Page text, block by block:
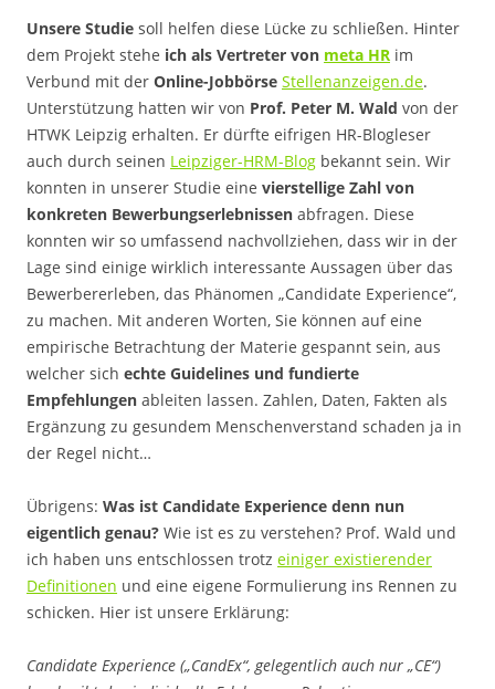
Unsere Studie soll helfen diese Lücke zu schließen. Hinter
dem Projekt stehe ich als Vertreter von meta HR im
Verbund mit der Online-Jobbörse Stellenanzeigen.de.
Unterstützung hatten wir von Prof. Peter M. Wald von der
HTWK Leipzig erhalten. Er dürfte eifrigen HR-Blogleser
auch durch seinen Leipziger-HRM-Blog bekannt sein. Wir
konnten in unserer Studie eine vierstellige Zahl von
konkreten Bewerbungserlebnissen abfragen. Diese
konnten wir so umfassend nachvollziehen, dass wir in der
Lage sind einige wirklich interessante Aussagen über das
Bewerbererleben, das Phänomen „Candidate Experience“,
zu machen. Mit anderen Worten, Sie können auf eine
empirische Betrachtung der Materie gespannt sein, aus
welcher sich echte Guidelines und fundierte
Empfehlungen ableiten lassen. Zahlen, Daten, Fakten als
Ergänzung zu gesundem Menschenverstand schaden ja in
der Regel nicht…
Übrigens: Was ist Candidate Experience denn nun
eigentlich genau? Wie ist es zu verstehen? Prof. Wald und
ich haben uns entschlossen trotz einiger existierender
Definitionen und eine eigene Formulierung ins Rennen zu
schicken. Hier ist unsere Erklärung:
Candidate Experience („CandEx“, gelegentlich auch nur „CE“)